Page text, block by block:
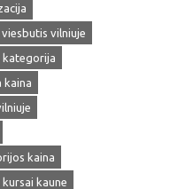
vilniuje
kategorija
kaina
kaina
kaune